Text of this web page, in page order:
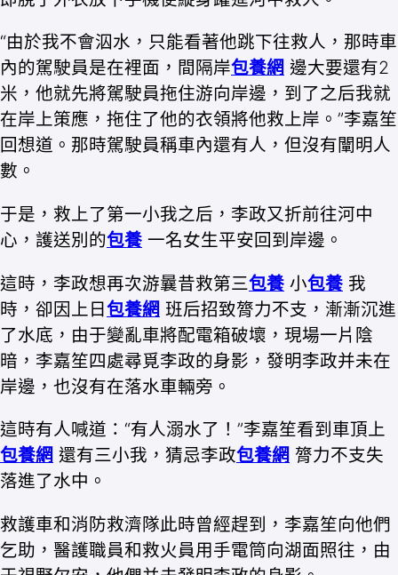
“由於我不會泅水，只能看著他跳下往救人，那時車
內的駕駛員是在裡面，間隔岸包養網 邊大要還有2
米，他就先將駕駛員拖住游向岸邊，到了之后我就
在岸上策應，拖住了他的衣領將他救上岸。”李嘉笙
回想道。那時駕駛員稱車內還有人，但沒有闡明人
數。
于是，救上了第一小我之后，李政又折前往河中
心，護送別的包養 一名女生平安回到岸邊。
這時，李政想再次游曩昔救第三包養 小包養 我
時，卻因上日包養網 班后招致膂力不支，漸漸沉進
了水底，由于變亂車將配電箱破壞，現場一片陰
暗，李嘉笙四處尋覓李政的身影，發明李政并未在
岸邊，也沒有在落水車輛旁。
這時有人喊道：“有人溺水了！”李嘉笙看到車頂上
包養網 還有三小我，猜忌李政包養網 膂力不支失
落進了水中。
救護車和消防救濟隊此時曾經趕到，李嘉笙向他們
乞助，醫護職員和救火員用手電筒向湖面照往，由